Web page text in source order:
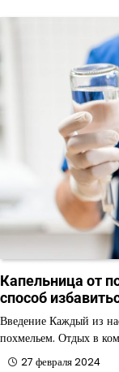
Капельница от
способ
Введение Каждый из
похмельем. Отдых в
27 февраля 2024